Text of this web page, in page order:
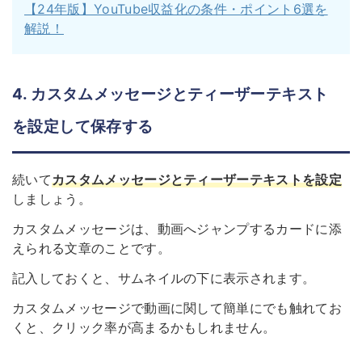
【24年版】YouTube収益化の条件・ポイント6選を
解説！
4. カスタムメッセージとティーザーテキスト
を設定して保存する
続いてカスタムメッセージとティーザーテキストを設定
しましょう。
カスタムメッセージは、動画へジャンプするカードに添
えられる文章のことです。
記入しておくと、サムネイルの下に表示されます。
カスタムメッセージで動画に関して簡単にでも触れてお
くと、クリック率が高まるかもしれません。